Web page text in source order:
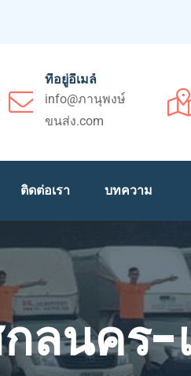
ที่อยู่อีเมล์
info@ภานุพงษ์
ขนส่ง.com
ติดต่อเรา บทความ
ลนคร-